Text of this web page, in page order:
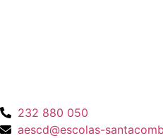
232 880 050
aescd@escolas-